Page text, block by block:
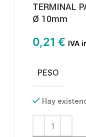
TERMINAL
Ø 10mm
0,21 € IVA
PESO
Hay